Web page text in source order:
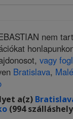
nem
vagy
Bratislava,
a(z)
(994